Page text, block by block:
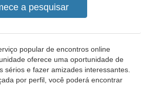
popular de encontros online
oferece uma oportunidade de
sérios e fazer amizades interessantes.
por perfil, você poderá encontrar